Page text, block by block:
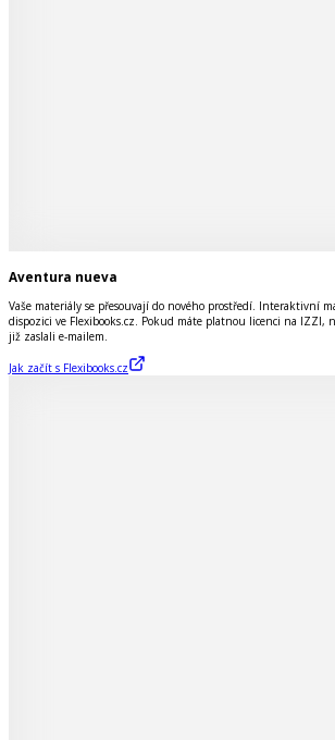
Aventura nueva
Vaše materiály se přesouvají do nového prostředí. Interaktivní
dispozici ve Flexibooks.cz. Pokud máte platnou licenci na IZZI,
již zaslali e-mailem.
Jak začít s Flexibooks.cz